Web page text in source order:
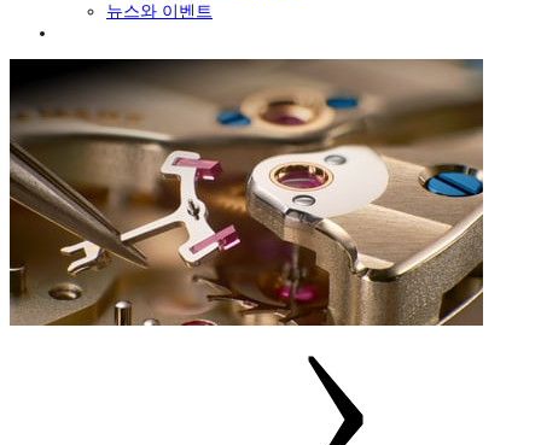
뉴스와 이벤트